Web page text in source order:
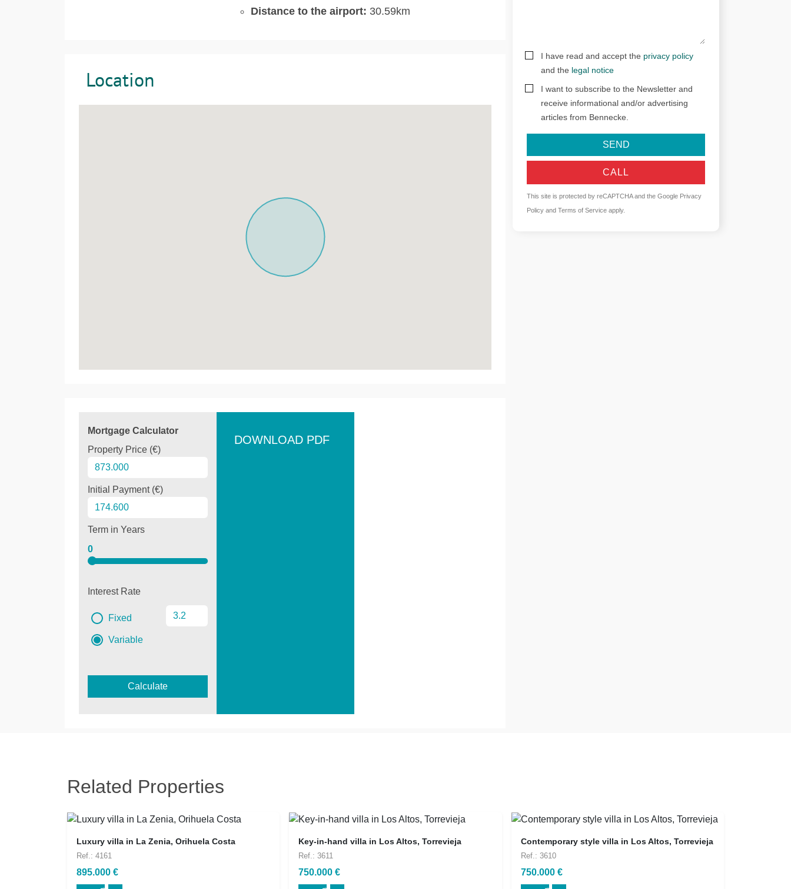
Distance to the airport: 30.59km
Location
Mortgage Calculator
Property Price (€)
Initial Payment (€)
Term in Years
0
Interest Rate
Fixed
Variable
Calculate
DOWNLOAD PDF
I have read and accept the privacy policy
and the legal notice
I want to subscribe to the Newsletter and
receive informational and/or advertising
articles from Bennecke.
SEND
CALL
This site is protected by reCAPTCHA and the Google Privacy
Policy andTerms of Service apply.
Related Properties
Luxury villa in La Zenia, Orihuela Costa
Ref.: 4161
895.000 €
Key-in-hand villa in Los Altos, Torrevieja
Ref.: 3611
750.000 €
Contemporary style villa in Los Altos, Torrevieja
Ref.: 3610
750.000 €